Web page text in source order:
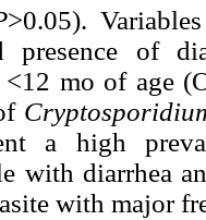
>0.05).
presence of
<12 mo of age
a high
with diarrhea
with major